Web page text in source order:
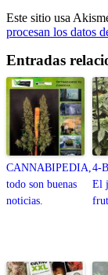
Este sitio usa
procesan los datos
Entradas
CANNABIPEDIA,
todo son buenas
noticias.
4-
El